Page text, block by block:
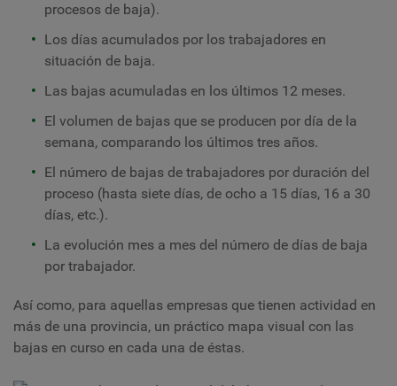
procesos de baja).
Los días acumulados por los trabajadores en
situación de baja.
Las bajas acumuladas en los últimos 12 meses.
El volumen de bajas que se producen por día de la
semana, comparando los últimos tres años.
El número de bajas de trabajadores por duración del
proceso (hasta siete días, de ocho a 15 días, 16 a 30
días, etc.).
La evolución mes a mes del número de días de baja
por trabajador.
Así como, para aquellas empresas que tienen actividad en
más de una provincia, un práctico mapa visual con las
bajas en curso en cada una de éstas.